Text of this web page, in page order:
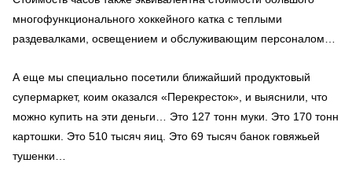
многофункционального хоккейного катка с теплыми
раздевалками, освещением и обслуживающим персоналом…
А еще мы специально посетили ближайший продуктовый
супермаркет, коим оказался «Перекресток», и выяснили, что
можно купить на эти деньги… Это 127 тонн муки. Это 170 тонн
картошки. Это 510 тысяч яиц. Это 69 тысяч банок говяжьей
тушенки…